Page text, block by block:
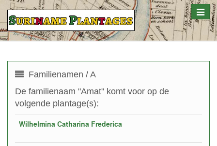
Toggle
Familienamen / A
De familienaam "Amat" komt voor op de
volgende plantage(s):
Wilhelmina Catharina Frederica